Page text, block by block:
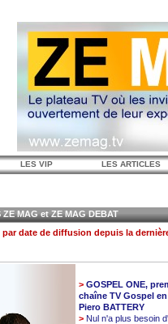
LES VIP LES ARTICLES
MAG et ZE MAG DEBAT
date de diffusion depuis la
> GOSPEL ONE,
chaîne TV Gospel
Piero BATTERY
> Nul n'a plus besoin